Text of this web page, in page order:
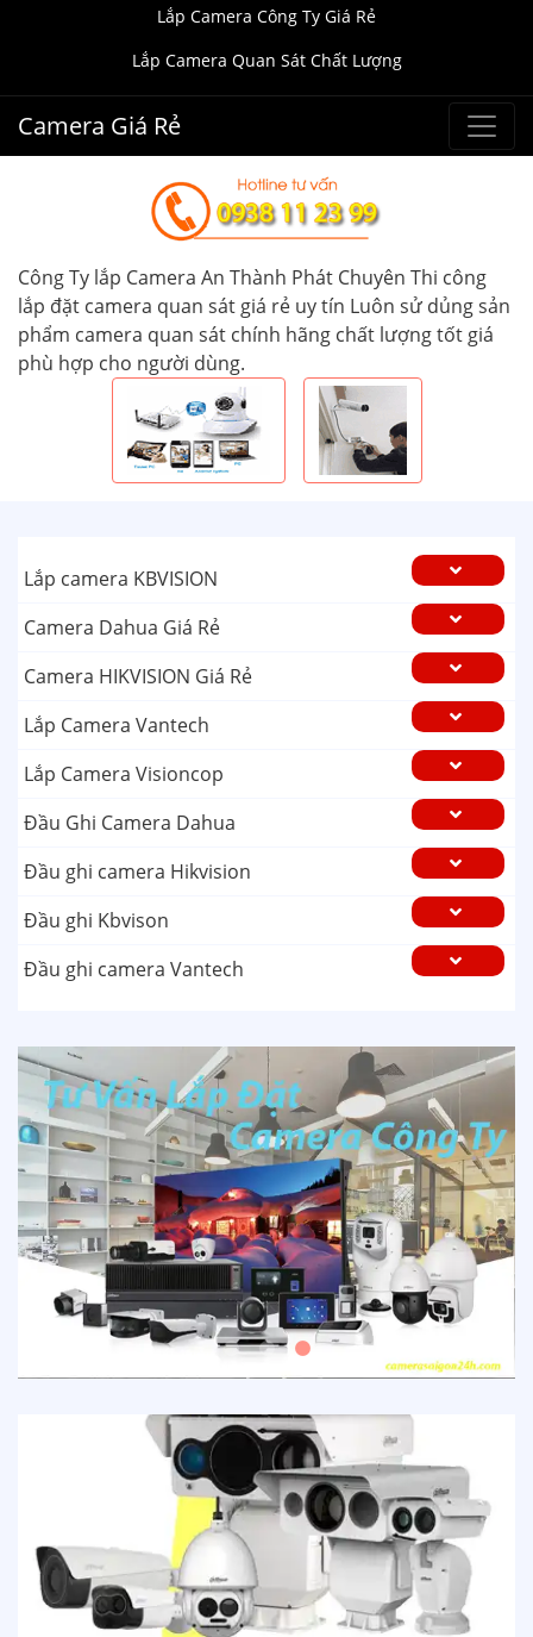
Lắp Camera Công Ty Giá Rẻ
Lắp Camera Quan Sát Chất Lượng
Camera Giá Rẻ
Công Ty lắp Camera An Thành Phát Chuyên Thi công
lắp đặt camera quan sát giá rẻ uy tín Luôn sử dủng sản
phẩm camera quan sát chính hãng chất lượng tốt giá
phù hợp cho người dùng.
Lắp camera KBVISION
Camera Dahua Giá Rẻ
Camera HIKVISION Giá Rẻ
Lắp Camera Vantech
Lắp Camera Visioncop
Đầu Ghi Camera Dahua
Đầu ghi camera Hikvision
Đầu ghi Kbvison
Đầu ghi camera Vantech